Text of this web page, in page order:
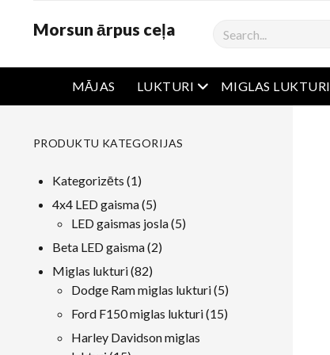
Morsun ārpus ceļa Meklēšana
MĀJAS LUKTURI atvērta ēdienkarte
MIGLAS LUKTURI
PRODUKTU KATEGORIJAS
Kategorizēts 11
produkts
4x4 LED gaisma 55
produkti
LED gaismas josla 55
Beta LED gaisma 22
Miglas lukturi 8282
produkti
Dodge Ram miglas lukturi 55
produkti
Ford F150 miglas lukturi 1515
Harley Davidson miglas